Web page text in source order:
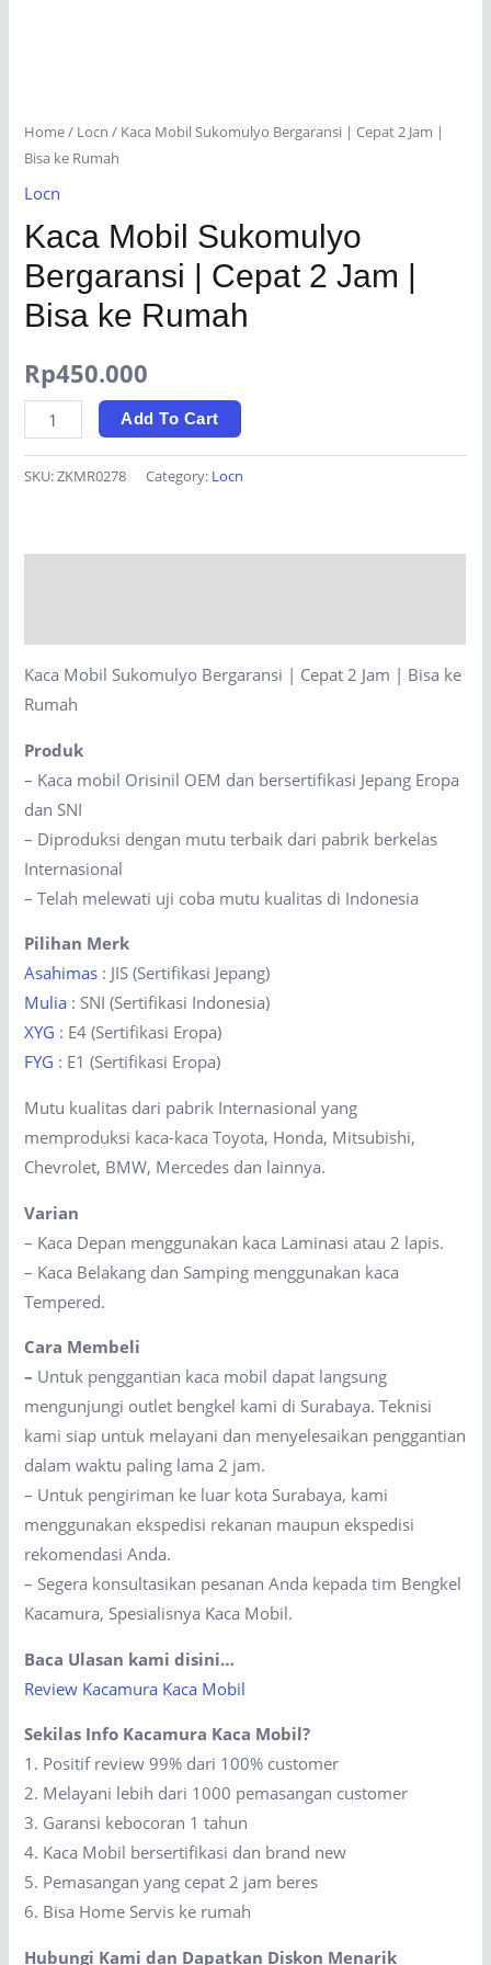
Home/ Locn / Kaca Mobil Sukomulyo Bergaransi | Cepat 2 Jam |
Bisa ke Rumah
Locn
Kaca Mobil Sukomulyo
Bergaransi | Cepat 2 Jam |
Bisa ke Rumah
Rp450.000
Kaca
Mobil
Sukomulyo
|
Bisa
ke
Rumah
quantity
Add To Cart
SKU:ZKMR0278 Category: Locn
Kaca Mobil Sukomulyo Bergaransi | Cepat 2 Jam | Bisa ke
Rumah
Produk
– Kaca mobil Orisinil OEM dan bersertifikasi Jepang Eropa
dan SNI
– Diproduksi dengan mutu terbaik dari pabrik berkelas
Internasional
– Telah melewati uji coba mutu kualitas di Indonesia
Pilihan Merk
Asahimas : JIS (Sertifikasi Jepang)
Mulia : SNI (Sertifikasi Indonesia)
XYG : E4 (Sertifikasi Eropa)
FYG : E1 (Sertifikasi Eropa)
Mutu kualitas dari pabrik Internasional yang
memproduksi kaca-kaca Toyota, Honda, Mitsubishi,
Chevrolet, BMW, Mercedes dan lainnya.
Varian
– Kaca Depan menggunakan kaca Laminasi atau 2 lapis.
– Kaca Belakang dan Samping menggunakan kaca
Tempered.
Cara Membeli
– Untuk penggantian kaca mobil dapat langsung
mengunjungi outlet bengkel kami di Surabaya. Teknisi
kami siap untuk melayani dan menyelesaikan penggantian
dalam waktu paling lama 2 jam.
– Untuk pengiriman ke luar kota Surabaya, kami
menggunakan ekspedisi rekanan maupun ekspedisi
rekomendasi Anda.
– Segera konsultasikan pesanan Anda kepada tim Bengkel
Kacamura, Spesialisnya Kaca Mobil.
Baca Ulasan kami disini…
Review Kacamura Kaca Mobil
Sekilas Info Kacamura Kaca Mobil?
1. Positif review 99% dari 100% customer
2. Melayani lebih dari 1000 pemasangan customer
3. Garansi kebocoran 1 tahun
4. Kaca Mobil bersertifikasi dan brand new
5. Pemasangan yang cepat 2 jam beres
6. Bisa Home Servis ke rumah
Hubungi Kami dan Dapatkan Diskon Menarik